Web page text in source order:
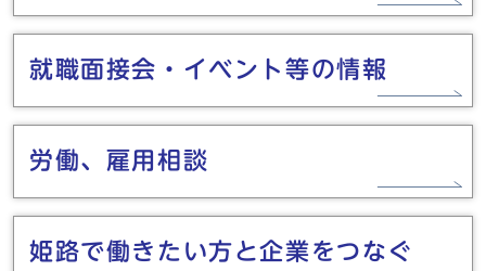
就職面接会・イベント等の情報
労働、雇用相談
姫路で働きたい方と企業をつなぐ